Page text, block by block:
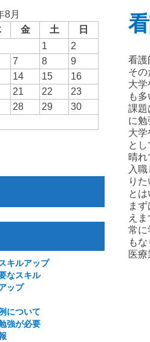
看護
その
大
も
課題
に勉
大
と
晴れ
入
り
と
ま
えま
常に
も
医
8月
金 土
日
1
2
7 8
9
14 15
16
21 22
23
28 29
30
キルアップ
なスキル
ップ
について
強が必要